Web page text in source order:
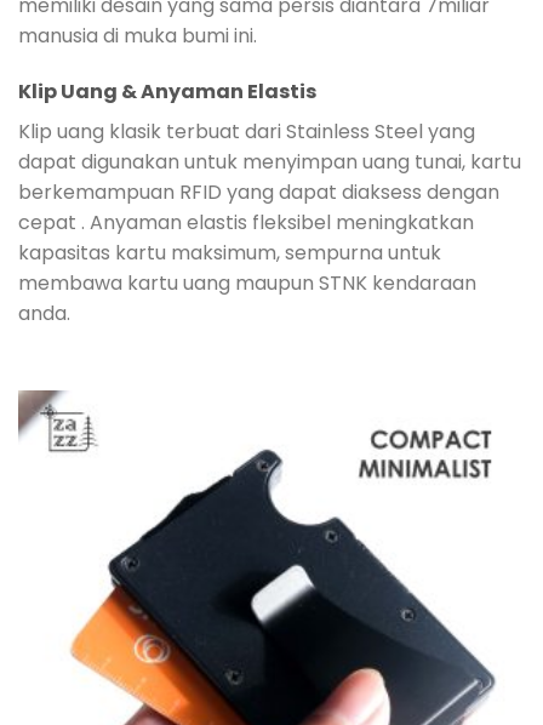
manusia di muka bumi ini.
Klip Uang & Anyaman Elastis
Klip uang klasik terbuat dari Stainless Steel yang
dapat digunakan untuk menyimpan uang tunai, kartu
berkemampuan RFID yang dapat diaksess dengan
cepat . Anyaman elastis fleksibel meningkatkan
kapasitas kartu maksimum, sempurna untuk
membawa kartu uang maupun STNK kendaraan
anda.